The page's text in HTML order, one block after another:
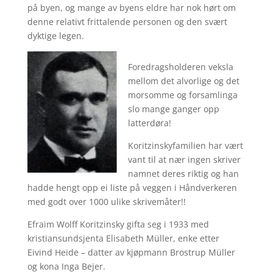
på byen, og mange av byens eldre har nok hørt om
denne relativt frittalende personen og den svært
dyktige legen.
Foredragsholderen veksla
mellom det alvorlige og det
morsomme og forsamlinga
slo mange ganger opp
latterdøra!
Koritzinskyfamilien har vært
vant til at nær ingen skriver
namnet deres riktig og han
hadde hengt opp ei liste på veggen i Håndverkeren
med godt over 1000 ulike skrivemåter!!
Efraim Wolff Koritzinsky gifta seg i 1933 med
kristiansundsjenta Elisabeth Müller, enke etter
Eivind Heide – datter av kjøpmann Brostrup Müller
og kona Inga Bejer.